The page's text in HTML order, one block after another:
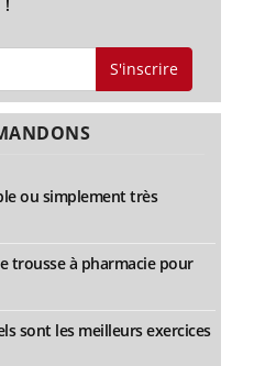
!
S'inscrire
ou simplement très
trousse à pharmacie pour
sont les meilleurs exercices